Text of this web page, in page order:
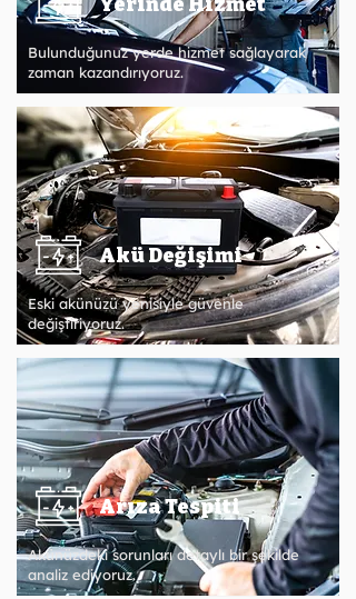
Bulunduğunuz yerde hizmet sağlayarak
zaman kazandırıyoruz.
Akü Değişimi
Eski akünüzü yenisiyle güvenle
değiştiriyoruz.
Arıza Tespiti
Akünüzdeki sorunları detaylı bir şekilde
analiz ediyoruz.